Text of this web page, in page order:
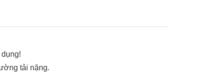
tải nặng.